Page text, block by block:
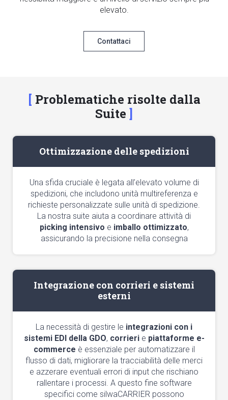
elevato.
Contattaci
Problematiche risolte dalla
Suite
Ottimizzazione delle spedizioni
Una sfida cruciale è legata all’elevato volume di
spedizioni, che includono unità multireferenza e
richieste personalizzate sulle unità di spedizione.
La nostra suite aiuta a coordinare attività di
picking intensivo e imballo ottimizzato,
assicurando la precisione nella consegna
Integrazione con corrieri e sistemi
esterni
La necessità di gestire le integrazioni con i
sistemi EDI della GDO, corrierie piattaforme e-
commerce è essenziale per automatizzare il
flusso di dati, migliorare la tracciabilità delle merci
e azzerare eventuali errori di input che rischiano
rallentare i processi. A questo fine software
specifici come silwaCARRIER possono